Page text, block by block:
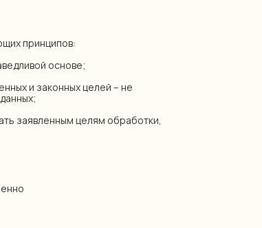
принципов:
основе;
и законных целей – не
заявленным целям обработки,